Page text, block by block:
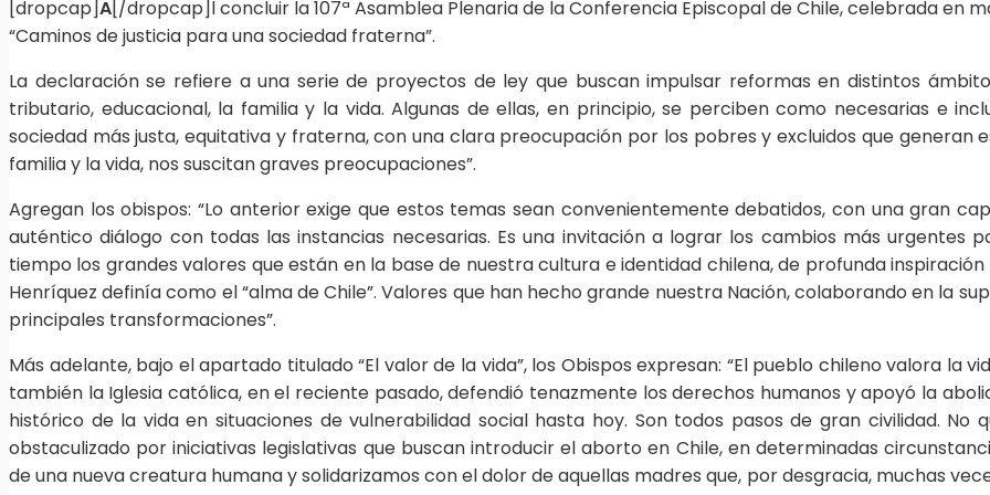
[dropcap] A [/dropcap]l concluir la 107ª Asamblea Plenaria de la Conferencia Episcopal de Chile, celebrada en
“Caminos de justicia para una sociedad fraterna”.
La declaración se refiere a una serie de proyectos de ley que buscan impulsar reformas en distintos
tributario, educacional, la familia y la vida. Algunas de ellas, en principio, se perciben como necesarias e
sociedad más justa, equitativa y fraterna, con una clara preocupación por los pobres y excluidos que generan
familia y la vida, nos suscitan graves preocupaciones”.
Agregan los obispos: “Lo anterior exige que estos temas sean convenientemente debatidos, con una gran
auténtico diálogo con todas las instancias necesarias. Es una invitación a lograr los cambios más urgentes
tiempo los grandes valores que están en la base de nuestra cultura e identidad chilena, de profunda
Henríquez definía como el “alma de Chile”. Valores que han hecho grande nuestra Nación, colaborando en la
principales transformaciones”.
Más adelante, bajo el apartado titulado “El valor de la vida”, los Obispos expresan: “El pueblo chileno valora la
también la Iglesia católica, en el reciente pasado, defendió tenazmente los derechos humanos y apoyó la
histórico de la vida en situaciones de vulnerabilidad social hasta hoy. Son todos pasos de gran civilidad. No
obstaculizado por iniciativas legislativas que buscan introducir el aborto en Chile, en determinadas
de una nueva creatura humana y solidarizamos con el dolor de aquellas madres que, por desgracia, muchas